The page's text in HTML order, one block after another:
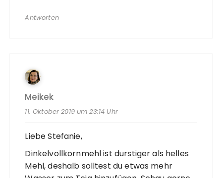
Antworten
Meikek
11. Oktober 2019 um 23:14 Uhr
Liebe Stefanie,
Dinkelvollkornmehl ist durstiger als helles
Mehl, deshalb solltest du etwas mehr